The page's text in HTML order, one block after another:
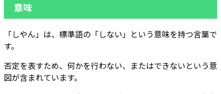
意味
「しやん」は、標準語の「しない」という意味を持つ言葉で
す。
否定を表すため、何かを行わない、またはできないという意
図が含まれています。